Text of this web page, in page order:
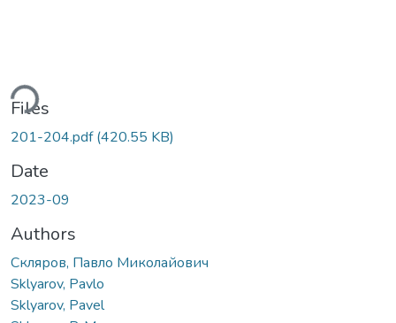
Files
201-204.pdf(420.55 KB)
Date
2023-09
Authors
Скляров, Павло Миколайович
Sklyarov, Pavlo
Sklyarov, Pavel